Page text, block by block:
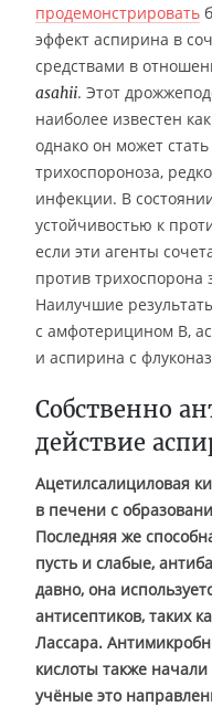
продемонстрировать
эффект аспирина в
средствами в
asahii. Этот
наиболее известен
однако он может
трихоспороноза,
инфекции. В
устойчивостью к
если эти агенты
против
Наилучшие
с амфотерицином В,
и аспирина с
Собственно
действие
Ацетилсалициловая
в печени с
Последняя же
пусть и слабые,
давно, она
антисептиков, таких
Лассара.
кислоты также
учёные это